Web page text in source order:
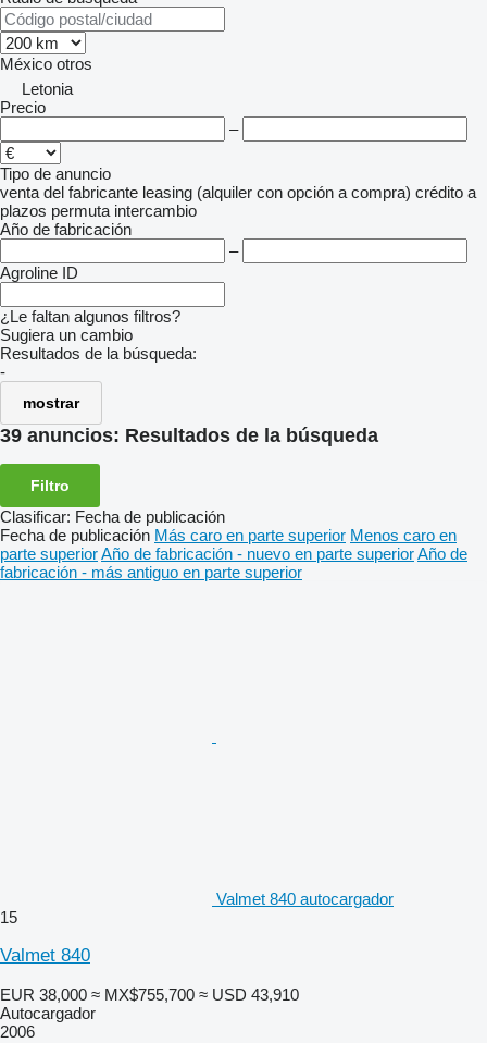
México otros
Letonia
Precio
–
Tipo de anuncio
venta del fabricante leasing (alquiler con opción a compra) crédito a
plazos permuta intercambio
Año de fabricación
–
Agroline ID
¿Le faltan algunos filtros?
Sugiera un cambio
Resultados de la búsqueda:
-
mostrar
39 anuncios: Resultados de la búsqueda
Filtro
Clasificar: Fecha de publicación
Fecha de publicación Más caro en parte superior Menos caro en
parte superiorAño de fabricación - nuevo en parte superiorAño de
fabricación - más antiguo en parte superior
Valmet 840 autocargador
15
Valmet 840
EUR 38,000 ≈ MX$755,700 ≈ USD 43,910
Autocargador
2006